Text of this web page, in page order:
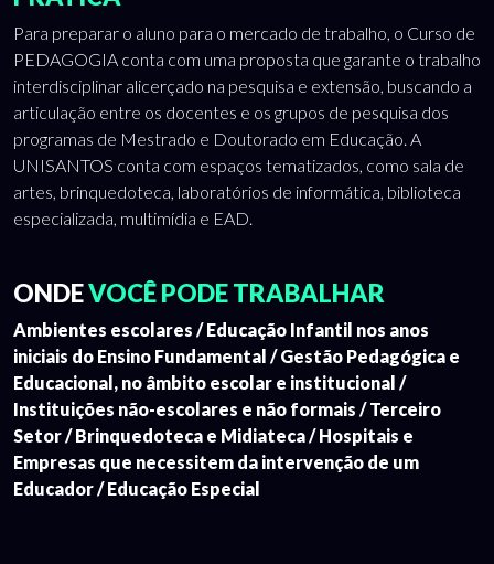
Para preparar o aluno para o mercado de trabalho, o Curso de
PEDAGOGIA conta com uma proposta que garante o trabalho
interdisciplinar alicerçado na pesquisa e extensão, buscando a
articulação entre os docentes e os grupos de pesquisa dos
programas de Mestrado e Doutorado em Educação. A
UNISANTOS conta com espaços tematizados, como sala de
artes, brinquedoteca, laboratórios de informática, biblioteca
especializada, multimídia e EAD.
ONDEVOCÊ PODE TRABALHAR
Ambientes escolares / Educação Infantil nos anos
iniciais do Ensino Fundamental / Gestão Pedagógica e
Educacional, no âmbito escolar e institucional /
Instituições não-escolares e não formais / Terceiro
Setor / Brinquedoteca e Midiateca / Hospitais e
Empresas que necessitem da intervenção de um
Educador / Educação Especial